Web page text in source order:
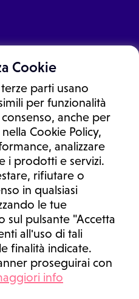
Cookie
parti usano
per funzionalità
anche per
Cookie Policy,
analizzare
i prodotti e servizi.
rifiutare o
in qualsiasi
le tue
sul pulsante "Accetta
all'uso di tali
finalità indicate.
proseguirai con
info
sito non sono un consulto medico.
sostituiscono un consulto, una
Non si devono considerare
per la formulazione di
un trattamento o l'assunzione o
prima consultare un medico di
o uno specialista.
Policy |Gestione cookie
i diritti riservati.